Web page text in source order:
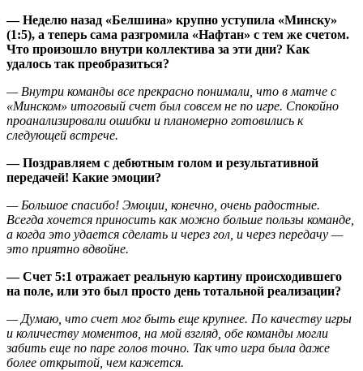
— Неделю назад «Белшина» крупно уступила «Минску»
(1:5), а теперь сама разгромила «Нафтан» с тем же счетом.
Что произошло внутри коллектива за эти дни? Как
удалось так преобразиться?
— Внутри команды все прекрасно понимали, что в матче с
«Минском» итоговый счет был совсем не по игре. Спокойно
проанализировали ошибки и планомерно готовились к
следующей встрече.
— Поздравляем с дебютным голом и результативной
передачей! Какие эмоции?
— Большое спасибо! Эмоции, конечно, очень радостные.
Всегда хочется приносить как можно больше пользы команде,
а когда это удается сделать и через гол, и через передачу —
это приятно вдвойне.
— Счет 5:1 отражает реальную картину происходившего
на поле, или это был просто день тотальной реализации?
— Думаю, что счет мог быть еще крупнее. По качеству игры
и количеству моментов, на мой взгляд, обе команды могли
забить еще по паре голов точно. Так что игра была даже
более открытой, чем кажется.